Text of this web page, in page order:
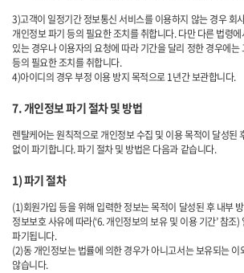
3)고객이 일정기간 정보통신 서비스를 이용하지 않는 경우 회
개인정보 파기 등의 필요한 조치를 취합니다. 다만 다른 법령
있는 경우나 이용자의 요청에 따라 기간을 달리 정한 경우에는
등의 필요한 조치를 취합니다.
4)아이디의 경우 부정 이용 방지 목적으로 1년간 보관합니다.
7. 개인정보 파기 절차 및 방법
렌탈케어는 원칙적으로 개인정보 수집 및 이용 목적이 달성된
없이 파기합니다. 파기 절차 및 방법은 다음과 같습니다.
1) 파기 절차
(1)회원가입 등을 위해 입력한 정보는 목적이 달성된 후 내부
정보보호 사유에 따라(‘6. 개인정보의 보유 및 이용 기간’ 참조
파기됩니다.
(2)동 개인정보는 법률에 의한 경우가 아니고서는 보유되는
않습니다.